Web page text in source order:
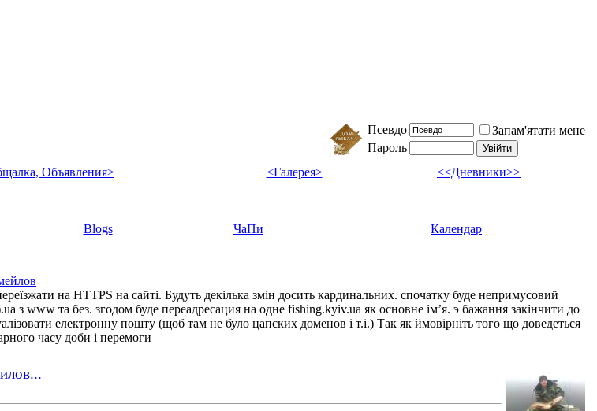
Псевдо
Запам'ятати мене
Пароль
Объявления> <Галерея> <<Дневники>>
Blogs ЧаПи Календар
на HTTPS на сайті. Будуть декілька змін досить кардинальних. спочатку буде непримусовий
www та без. згодом буде переадресация на одне fishing.kyiv.ua як основне імʼя. э бажання закінчити до
електронну пошту (щоб там не було цапских доменов і т.і.) Так як ймовірніть того що доведеться
часу доби і перемоги